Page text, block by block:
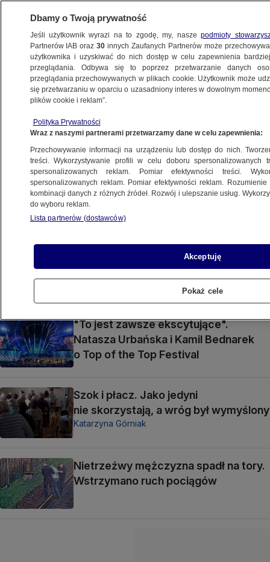
TRÓJMIASTO
Dwa ciała z ranami postrzałowymi.
Policja bada sprawę śmierci
małżeństwa
Top of the Top Sopot Festival 2025.
Marika i Ten Typ Mes zdradzają, z kim
wystąpią
KULTURA I STYL
Opluł taksówkarza i groził mu
maczetą
"To jest zawsze ekscytujące".
Natasza Urbańska i Kamil Bednarek
o Top of the Top Festival
Szok i płacz. Jako jedyni
nie skorzystają, a wróg był wymyślony
Katarzyna Górniak
Nietrzeźwy mężczyzna spadł na tory.
Wstrzymano ruch pociągów
Dbamy o Twoją prywatność
Jeśli użytkownik wyrazi na to zgodę, my, naszepodmioty
Partnerów IAB oraz30 innych Zaufanych Partnerów może
użytkownika i uzyskiwać do nich dostęp w celu zapewnienia
przeglądania. Odbywa się to poprzez przetwarzanie danych
przeglądania przechowywanych w plikach cookie. Użytkownik może
się przetwarzaniu w oparciu o uzasadniony interes w dowolnym
plików cookie i reklam”.
Polityka Prywatności
Wraz z naszymi partnerami przetwarzamy dane w celu zapewnienia:
Przechowywanie informacji na urządzeniu lub dostęp do nich.
treści. Wykorzystywanie profili w celu doboru spersonalizowanych
spersonalizowanych reklam. Pomiar efektywności treści.
spersonalizowanych reklam. Pomiar efektywności reklam.
kombinacji danych z różnych źródeł. Rozwój i ulepszanie usług.
do wyboru reklam.
Lista partnerów (dostawców)
Akceptuję
Pokaż cele